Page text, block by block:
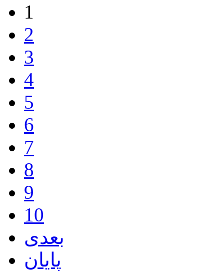
1
2
3
4
5
6
7
8
9
10
بعدی
پایان